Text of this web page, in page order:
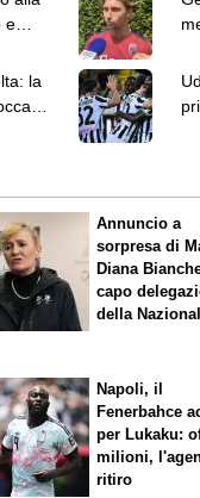
e
la
Annuncio a
sorpresa di
Diana
capo
della
Napoli, il
Fenerbahce
per Lukaku:
milioni,
ritiro